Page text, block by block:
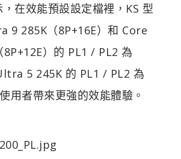
在效能預設設定檔裡，KS 型
9 285K（8P+16E）和 Core
）的 PL1 / PL2 為
5 245K 的 PL1 / PL2 為
用者帶來更強的效能體驗。